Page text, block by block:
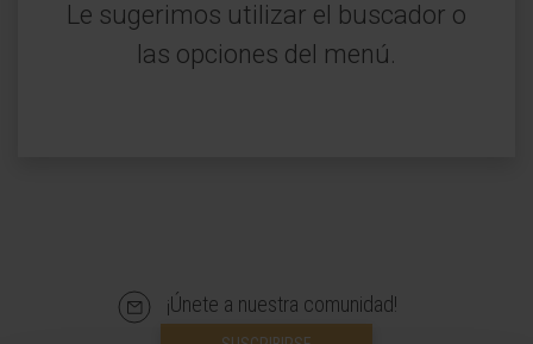
Le sugerimos utilizar el buscador o
las opciones del menú.
¡Únete a nuestra comunidad!